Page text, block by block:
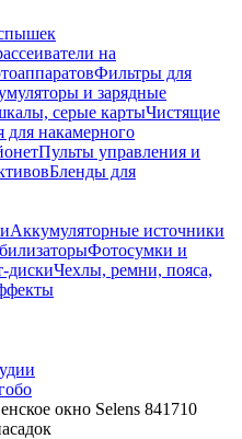
на
Фильтры для
и зарядные
серые картыЧистящие
для накамерного
Пульты управления и
Бленды для
Аккумуляторные источники
Фотосумки и
дискиЧехлы, ремни, пояса,
окно Selens 841710